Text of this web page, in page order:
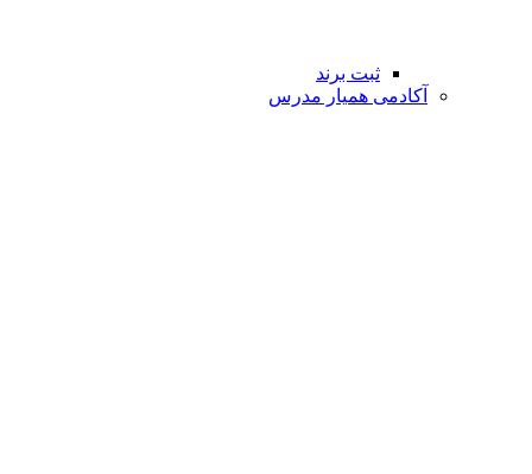
ثبت برند
آکادمی همیار مدرس